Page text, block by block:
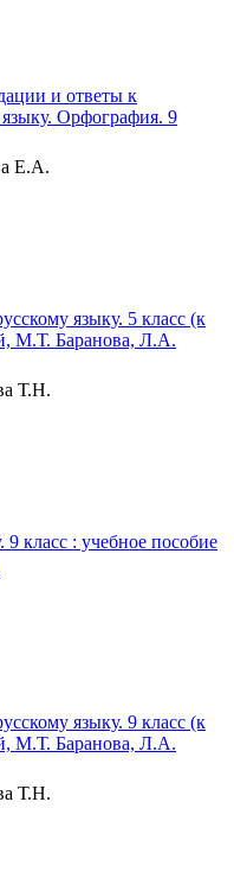
и ответы к
Орфография. 9
Е.А.
языку. 5 класс (к
М.Т. Баранова, Л.А.
Т.Н.
класс : учебное пособие
языку. 9 класс (к
М.Т. Баранова, Л.А.
Т.Н.